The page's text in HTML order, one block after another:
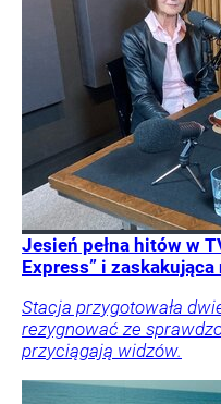
Jesień pełna hitów w
Express” i
Stacja przygotowała
rezygnować ze
przyciągają widzów.